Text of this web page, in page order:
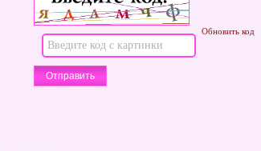
Обновить код